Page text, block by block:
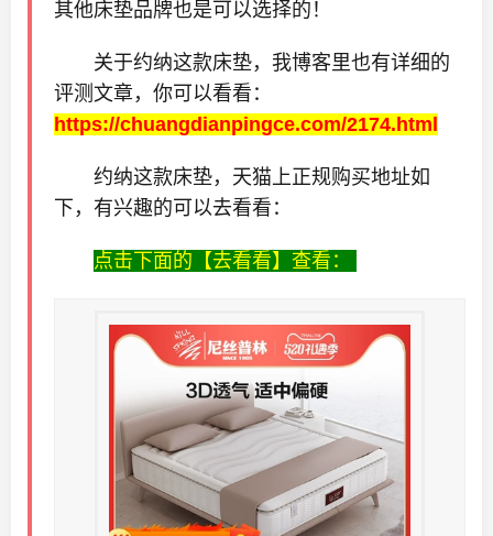
其他床垫品牌也是可以选择的！
关于约纳这款床垫，我博客里也有详细的
评测文章，你可以看看：
https://chuangdianpingce.com/2174.html
约纳这款床垫，天猫上正规购买地址如
下，有兴趣的可以去看看：
点击下面的【去看看】查看：